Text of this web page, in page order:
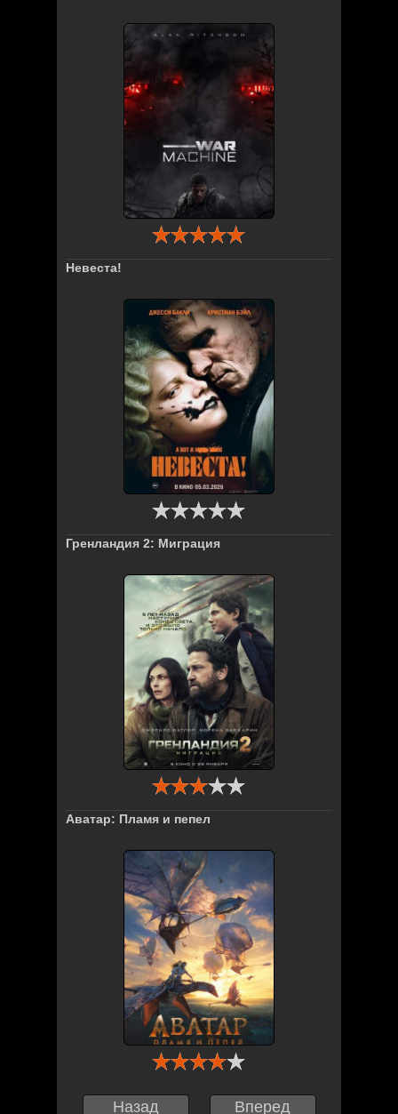
Невеста!
Гренландия 2: Миграция
Аватар: Пламя и пепел
Назад Вперед